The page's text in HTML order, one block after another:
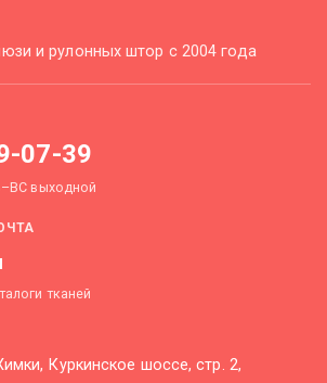
и рулонных штор с 2004 года
07-39
выходной
тканей
Куркинское шоссе, стр. 2,